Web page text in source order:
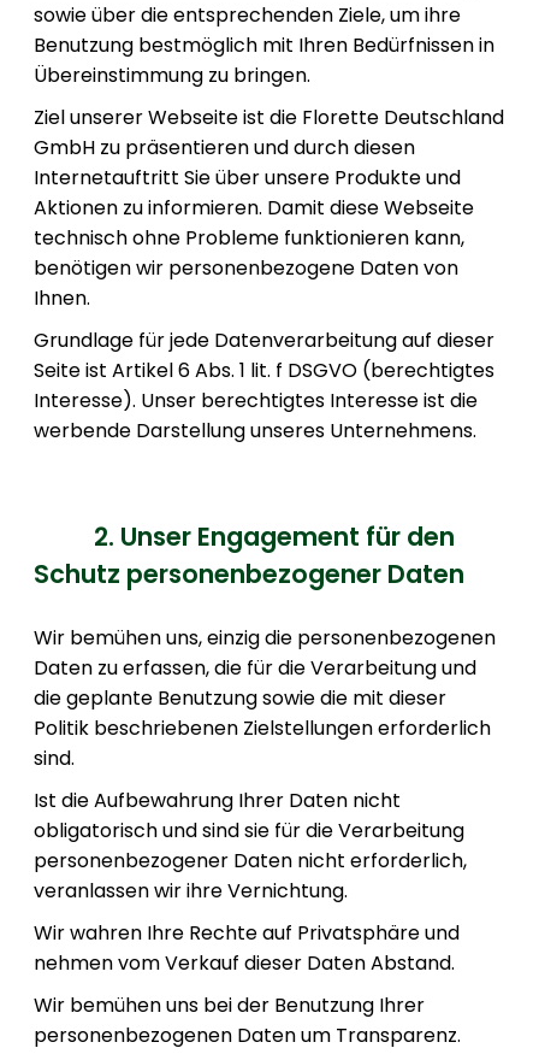
sowie über die entsprechenden Ziele, um ihre
Benutzung bestmöglich mit Ihren Bedürfnissen in
Übereinstimmung zu bringen.
Ziel unserer Webseite ist die Florette Deutschland
GmbH zu präsentieren und durch diesen
Internetauftritt Sie über unsere Produkte und
Aktionen zu informieren. Damit diese Webseite
technisch ohne Probleme funktionieren kann,
benötigen wir personenbezogene Daten von
Ihnen.
Grundlage für jede Datenverarbeitung auf dieser
Seite ist Artikel 6 Abs. 1 lit. f DSGVO (berechtigtes
Interesse). Unser berechtigtes Interesse ist die
werbende Darstellung unseres Unternehmens.
2. Unser Engagement für den
Schutz personenbezogener Daten
Wir bemühen uns, einzig die personenbezogenen
Daten zu erfassen, die für die Verarbeitung und
die geplante Benutzung sowie die mit dieser
Politik beschriebenen Zielstellungen erforderlich
sind.
Ist die Aufbewahrung Ihrer Daten nicht
obligatorisch und sind sie für die Verarbeitung
personenbezogener Daten nicht erforderlich,
veranlassen wir ihre Vernichtung.
Wir wahren Ihre Rechte auf Privatsphäre und
nehmen vom Verkauf dieser Daten Abstand.
Wir bemühen uns bei der Benutzung Ihrer
personenbezogenen Daten um Transparenz.